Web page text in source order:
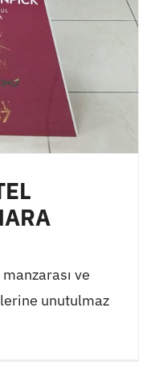
ve
unutulmaz